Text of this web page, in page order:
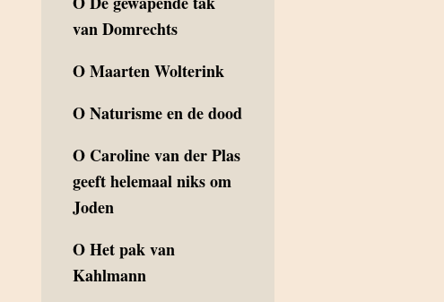
van Domrechts
OMaarten Wolterink
ONaturisme en de dood
O Caroline van der Plas
geeft helemaal niks om
Joden
OHet pak van
Kahlmann